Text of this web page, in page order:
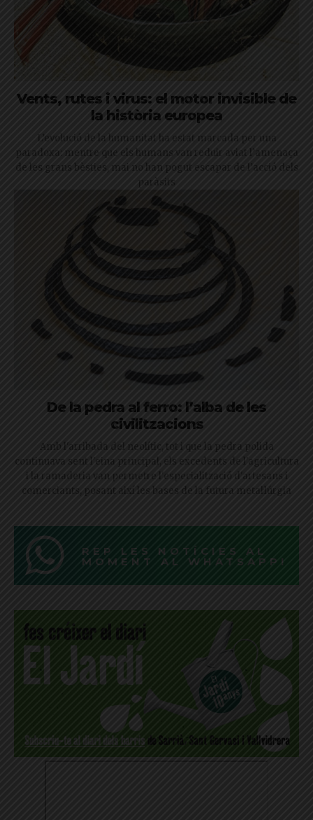
Vents, rutes i virus: el motor invisible de
la història europea
L’evolució de la humanitat ha estat marcada per una
paradoxa: mentre que els humans van reduir aviat l’amenaça
de les grans bèsties, mai no han pogut escapar de l’acció dels
paràsits
De la pedra al ferro: l’alba de les
civilitzacions
Amb l'arribada del neolític, tot i que la pedra polida
continuava sent l'eina principal, els excedents de l'agricultura
i la ramaderia van permetre l'especialització d'artesans i
comerciants, posant així les bases de la futura metal·lúrgia
REP LES NOTÍCIES AL
MOMENT AL WHATSAPP!